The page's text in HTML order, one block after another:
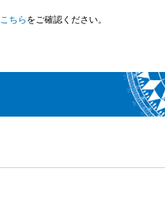
こちら をご確認ください。